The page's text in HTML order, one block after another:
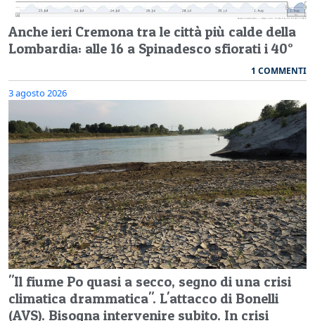
Anche ieri Cremona tra le città più calde della
Lombardia: alle 16 a Spinadesco sfiorati i 40°
1 COMMENTI
3 agosto 2026
"Il fiume Po quasi a secco, segno di una crisi
climatica drammatica". L'attacco di Bonelli
(AVS). Bisogna intervenire subito. In crisi